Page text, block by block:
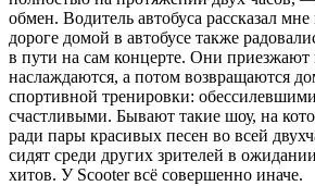
обмен. Водитель автобуса рассказал
дороге домой в автобусе также
в пути на сам концерте. Они
наслаждаются, а потом возвращаются
спортивной тренировки:
счастливыми. Бывают такие шоу, на
ради пары красивых песен во всей
сидят среди других зрителей в
хитов. У Scooter всё совершенно иначе.